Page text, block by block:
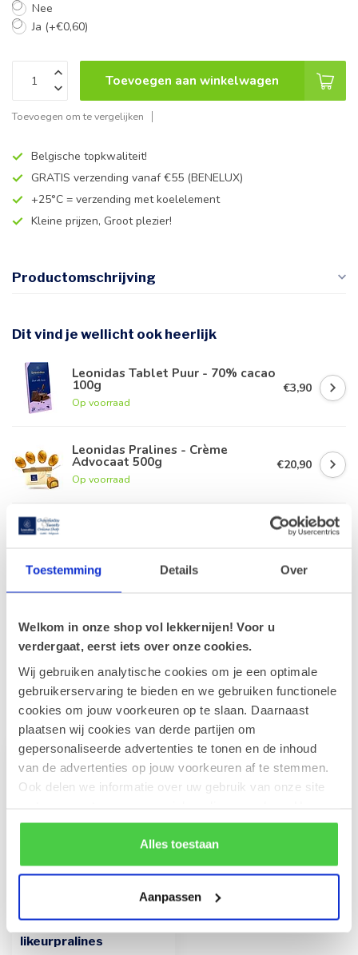
Toestemming Details Over
Welkom in onze shop vol lekkernijen! Voor u
verdergaat, eerst iets over onze cookies.
Wij gebruiken analytische cookies om je een optimale
gebruikerservaring te bieden en we gebruiken functionele
cookies om jouw voorkeuren op te slaan. Daarnaast
plaatsen wij cookies van derde partijen om
gepersonaliseerde advertenties te tonen en de inhoud
van de advertenties op jouw voorkeuren af te stemmen.
Ook delen we informatie over uw gebruik van onze site
rekening mee dat als je bepaalde cookies blokkeert, het
de correcte werking van de website kan verstoren.
Alles toestaan
Aanpassen
Nee
Ja (+€0,60)
Toevoegen aan winkelwagen
Toevoegen om te vergelijken
Belgische topkwaliteit!
GRATIS verzending vanaf €55 (BENELUX)
+25°C = verzending met koelelement
Kleine prijzen, Groot plezier!
Productomschrijving
Dit vind je wellicht ook heerlijk
Leonidas Tablet Puur - 70% cacao
100g
Op voorraad
€3,90
Leonidas Pralines - Crème
Advocaat 500g
Op voorraad
€20,90
€13,20
Op voorraad
Recent bekeken
LEONIDAS
likeurpralines